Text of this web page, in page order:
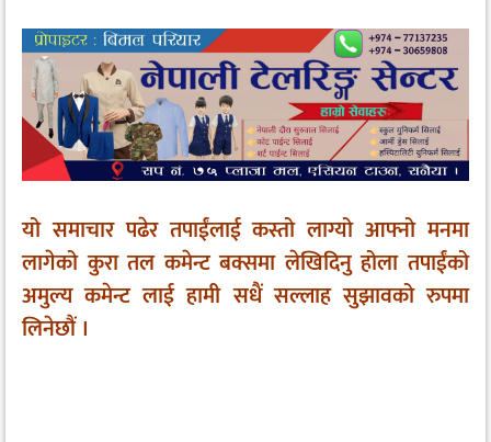
यो समाचार पढेर तपाईंलाई कस्तो लाग्यो आफ्नो मनमा
लागेको कुरा तल कमेन्ट बक्समा लेखिदिनु होला तपाईंको
अमुल्य कमेन्ट लाई हामी सधैं सल्लाह सुझावको रुपमा
लिनेछौं ।